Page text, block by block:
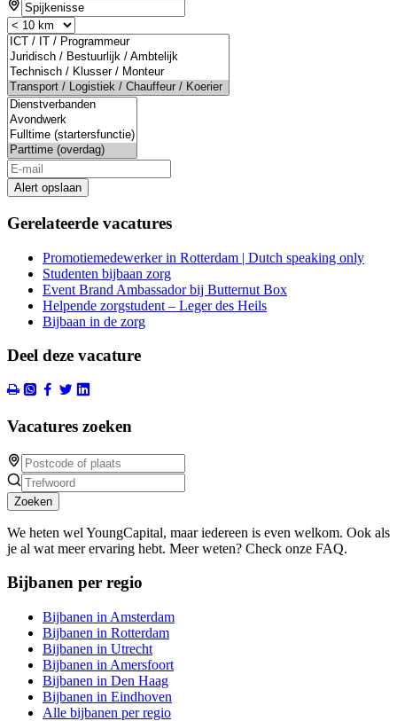
Alert opslaan
Gerelateerde vacatures
Promotiemedewerker in Rotterdam | Dutch speaking only
Studenten bijbaan zorg
Event Brand Ambassador bij Butternut Box
Helpende zorgstudent – Leger des Heils
Bijbaan in de zorg
Deel deze vacature
Vacatures zoeken
Zoeken
We heten wel YoungCapital, maar iedereen is even welkom. Ook als
je al wat meer ervaring hebt. Meer weten? Check onze FAQ.
Bijbanen per regio
Bijbanen in Amsterdam
Bijbanen in Rotterdam
Bijbanen in Utrecht
Bijbanen in Amersfoort
Bijbanen in Den Haag
Bijbanen in Eindhoven
Alle bijbanen per regio